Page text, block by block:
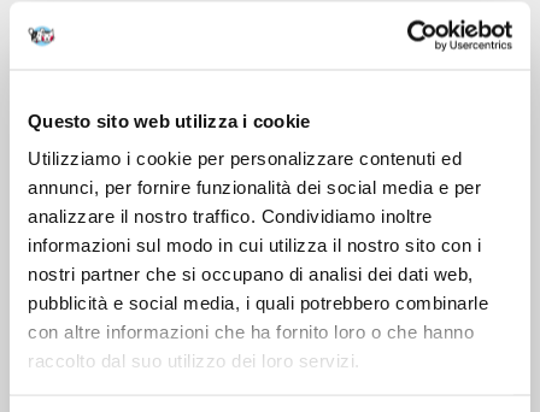
Questo sito web utilizza i cookie
Utilizziamo i cookie per personalizzare contenuti ed
annunci, per fornire funzionalità dei social media e per
analizzare il nostro traffico. Condividiamo inoltre
informazioni sul modo in cui utilizza il nostro sito con i
nostri partner che si occupano di analisi dei dati web,
pubblicità e social media, i quali potrebbero combinarle
con altre informazioni che ha fornito loro o che hanno
raccolto dal suo utilizzo dei loro servizi.
DOPO L'ACQUISTO
VIENI A CONOSCERCI